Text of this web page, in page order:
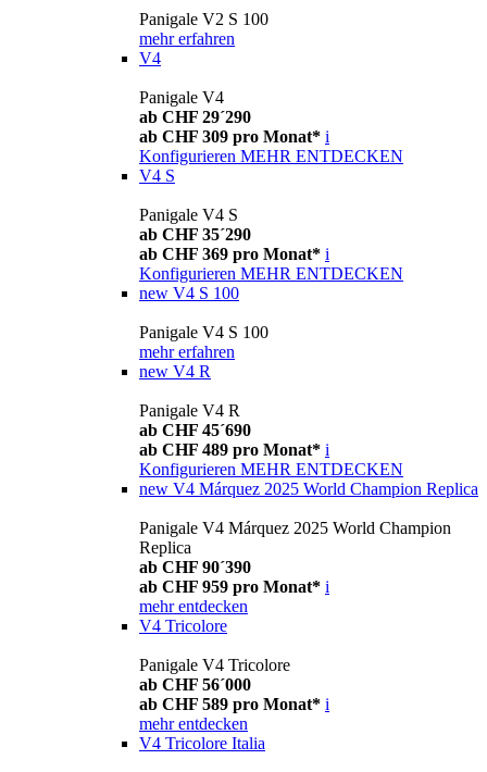
Panigale V2 S 100
mehr erfahren
V4
Panigale V4
ab CHF 29´290
ab CHF 309 pro Monat* i
Konfigurieren MEHR ENTDECKEN
V4 S
Panigale V4 S
ab CHF 35´290
ab CHF 369 pro Monat* i
Konfigurieren MEHR ENTDECKEN
new V4 S 100
Panigale V4 S 100
mehr erfahren
new V4 R
Panigale V4 R
ab CHF 45´690
ab CHF 489 pro Monat* i
Konfigurieren MEHR ENTDECKEN
new V4 Márquez 2025 World Champion Replica
Panigale V4 Márquez 2025 World Champion
Replica
ab CHF 90´390
ab CHF 959 pro Monat* i
mehr entdecken
V4 Tricolore
Panigale V4 Tricolore
ab CHF 56´000
ab CHF 589 pro Monat* i
mehr entdecken
V4 Tricolore Italia